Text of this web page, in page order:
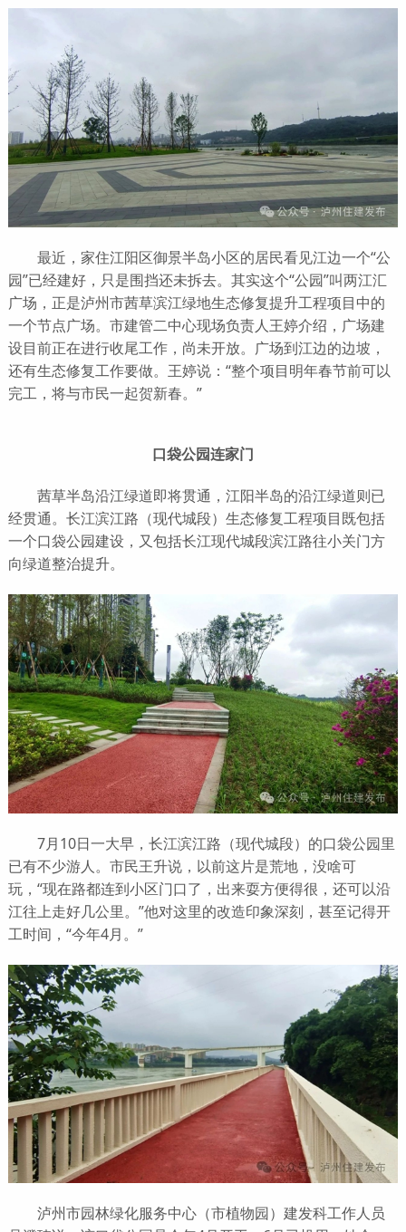
最近，家住江阳区御景半岛小区的居民看见江边一个“公
园”已经建好，只是围挡还未拆去。其实这个“公园”叫两江汇
广场，正是泸州市茜草滨江绿地生态修复提升工程项目中的
一个节点广场。市建管二中心现场负责人王婷介绍，广场建
设目前正在进行收尾工作，尚未开放。广场到江边的边坡，
还有生态修复工作要做。王婷说：“整个项目明年春节前可以
完工，将与市民一起贺新春。”
口袋公园连家门
茜草半岛沿江绿道即将贯通，江阳半岛的沿江绿道则已
经贯通。长江滨江路（现代城段）生态修复工程项目既包括
一个口袋公园建设，又包括长江现代城段滨江路往小关门方
向绿道整治提升。
7月10日一大早，长江滨江路（现代城段）的口袋公园里
已有不少游人。市民王升说，以前这片是荒地，没啥可
玩，“现在路都连到小区门口了，出来耍方便得很，还可以沿
江往上走好几公里。”他对这里的改造印象深刻，甚至记得开
工时间，“今年4月。”
泸州市园林绿化服务中心（市植物园）建发科工作人员